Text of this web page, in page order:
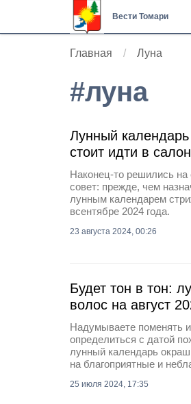
Вести Томари
Главная Луна
#луна
Лунный календарь
стоит идти в салон
Наконец-то решились на
совет: прежде, чем
лунным календарем
всентябре 2024 года.
23 августа 2024, 00:26
Будет тон в тон:
волос на август
Надумываете поменять
определиться с датой
лунный календарь
на благоприятные и
25 июля 2024, 17:35